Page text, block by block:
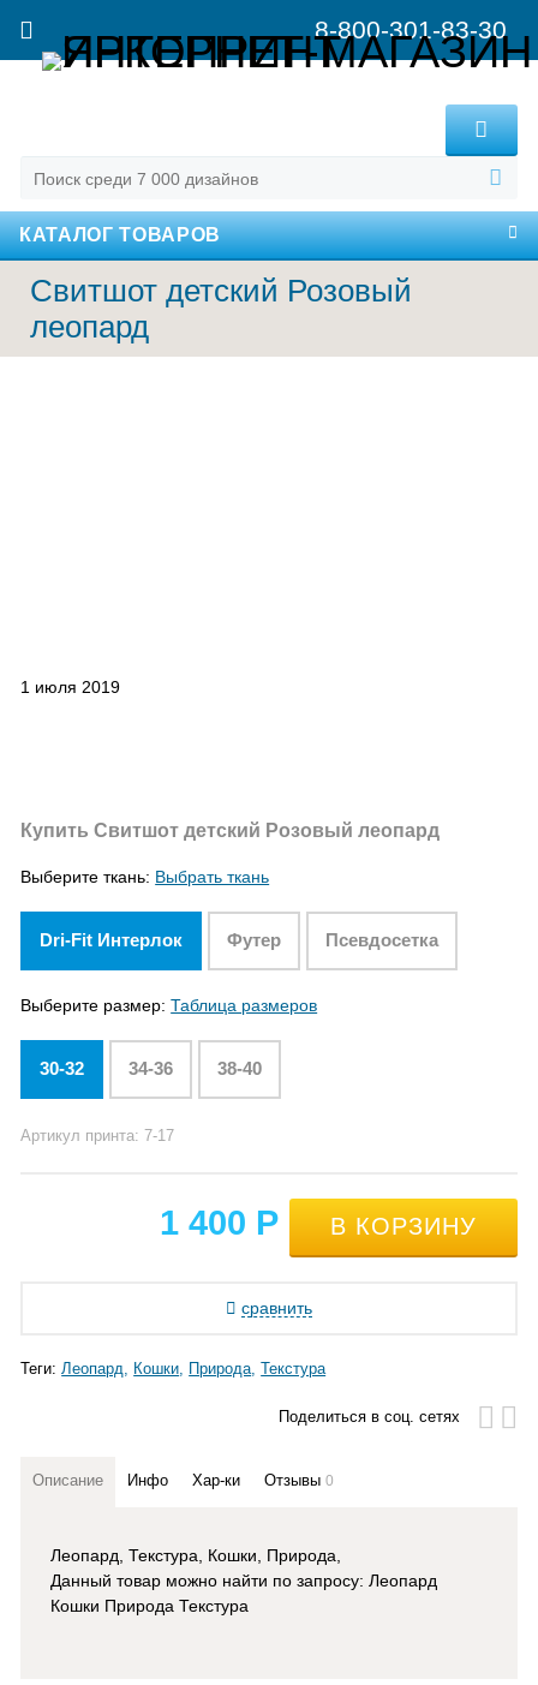
8-800-301-83-30
КАТАЛОГ ТОВАРОВ
Свитшот детский Розовый
леопард
1 июля 2019
Купить Свитшот детский Розовый леопард
Выберите ткань: Выбрать ткань
Dri-Fit Интерлок Футер Псевдосетка
Выберите размер:Таблица размеров
30-32 34-36 38-40
Артикул принта: 7-17
1 400 Р
сравнить
Теги:Леопард Кошки Природа Текстура
Поделиться в соц. сетях
Описание Инфо Хар-ки Отзывы0
Леопард, Текстура, Кошки, Природа,
Данный товар можно найти по запросу: Леопард
Кошки Природа Текстура